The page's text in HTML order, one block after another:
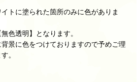
トに塗られた箇所のみに色がありま
色透明】となります。
景に色をつけておりますので予めご理
。